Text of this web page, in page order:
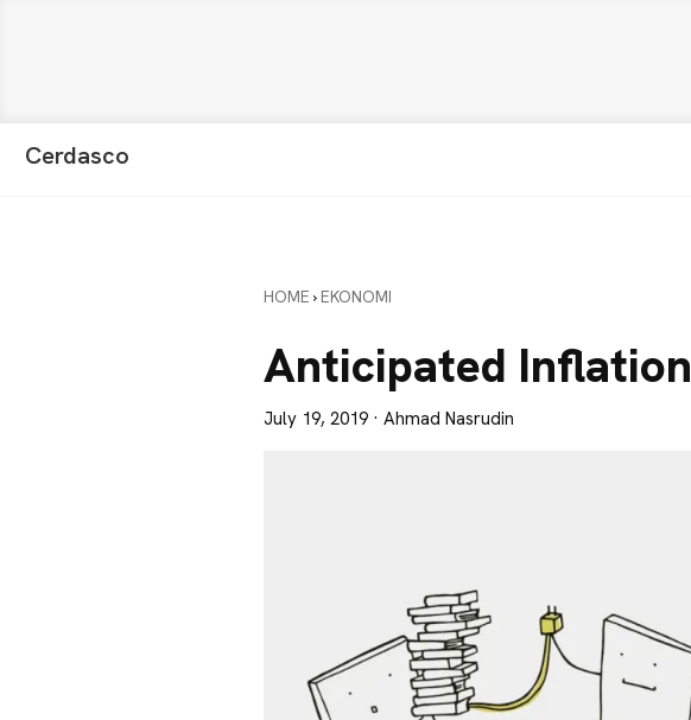
Cerdasco
HOME › EKONOMI
Anticipated Inflation
July 19, 2019 · Ahmad Nasrudin